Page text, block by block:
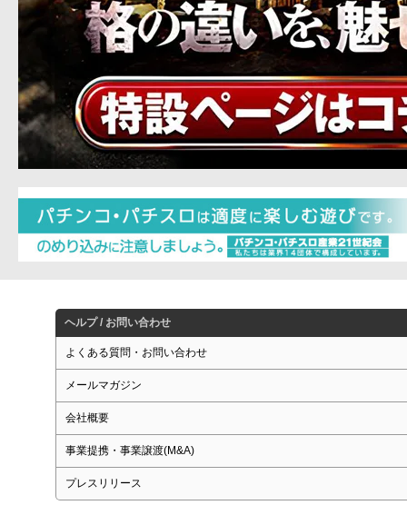
ヘルプ / お問い合わせ
よくある質問・お問い合わせ
メールマガジン
会社概要
事業提携・事業譲渡(M&A)
プレスリリース